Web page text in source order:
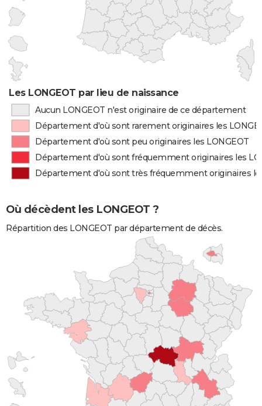
Les LONGEOT par lieu de naissance
Aucun LONGEOT n'est originaire de ce département
Département d'où sont rarement originaires les
Département d'où sont peu originaires les LONGEOT
Département d'où sont fréquemment originaires les
Département d'où sont très fréquemment originaires
Où décèdent les LONGEOT ?
Répartition des LONGEOT par département de décès.